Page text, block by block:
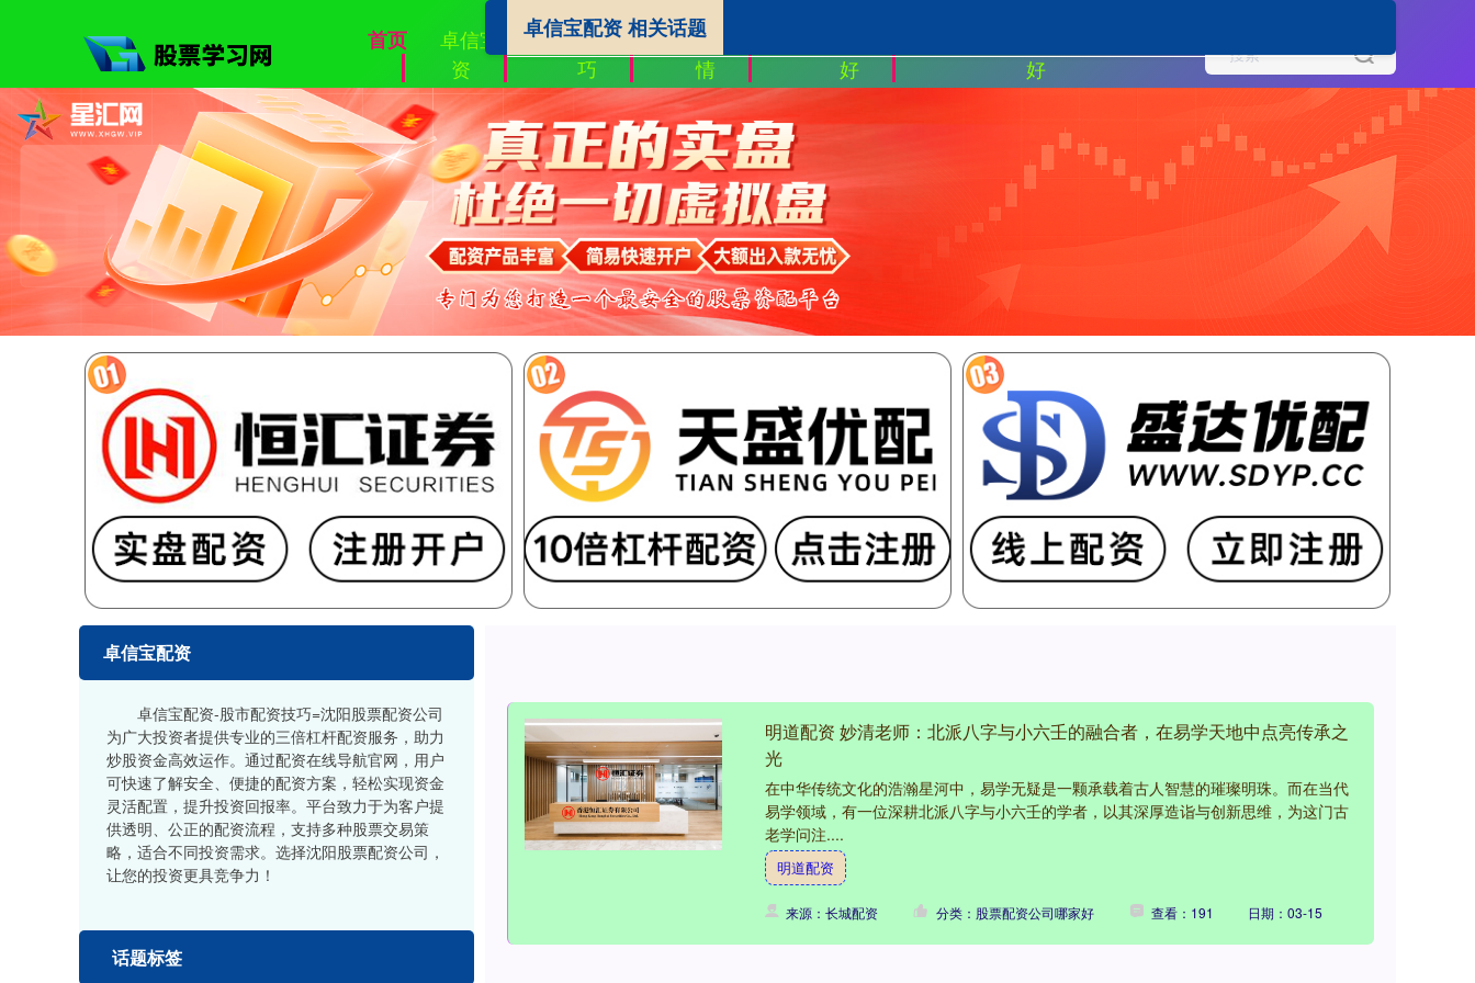
首页
卓信宝配
资
股市配资技
巧
配资行
情
好
好
卓信宝配资 相关话题
明道配资 妙清老师：北派八字与小六壬的融合者，在易学天地中点亮传承之
光
在中华传统文化的浩瀚星河中，易学无疑是一颗承载着古人智慧的璀璨明珠。而在当代
易学领域，有一位深耕北派八字与小六壬的学者，以其深厚造诣与创新思维，为这门古
老学问注....
明道配资
来源：长城配资 分类：股票配资公司哪家好 查看：191 日期：03-15
卓信宝配资
卓信宝配资-股市配资技巧=沈阳股票配资公司
为广大投资者提供专业的三倍杠杆配资服务，助力
炒股资金高效运作。通过配资在线导航官网，用户
可快速了解安全、便捷的配资方案，轻松实现资金
灵活配置，提升投资回报率。平台致力于为客户提
供透明、公正的配资流程，支持多种股票交易策
略，适合不同投资需求。选择沈阳股票配资公司，
让您的投资更具竞争力！
话题标签